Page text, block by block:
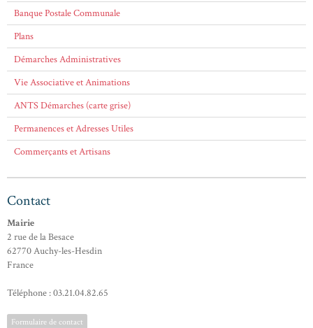
Banque Postale Communale
Plans
Démarches Administratives
Vie Associative et Animations
ANTS Démarches (carte grise)
Permanences et Adresses Utiles
Commerçants et Artisans
Contact
Mairie
2 rue de la Besace
62770 Auchy-les-Hesdin
France
Téléphone : 03.21.04.82.65
Formulaire de contact